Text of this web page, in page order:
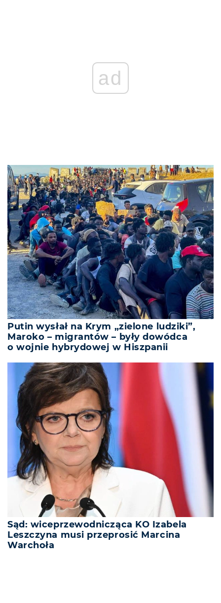
ad
Putin wysłał na Krym „zielone ludziki”,
Maroko – migrantów – były dowódca
o wojnie hybrydowej w Hiszpanii
Sąd: wiceprzewodnicząca KO Izabela
Leszczyna musi przeprosić Marcina
Warchoła